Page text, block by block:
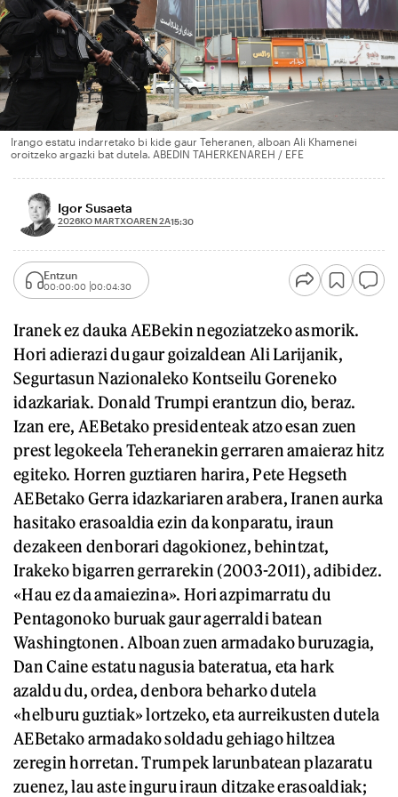
Irango estatu indarretako bi kide gaur Teheranen, alboan Ali Khamenei
oroitzeko argazki bat dutela. ABEDIN TAHERKENAREH / EFE
Igor Susaeta
2026KO MARTXOAREN 2A15:30
Entzun
00:00:00 00:04:30
Iranek ez dauka AEBekin negoziatzeko asmorik.
Hori adierazi du gaur goizaldean Ali Larijanik,
Segurtasun Nazionaleko Kontseilu Goreneko
idazkariak. Donald Trumpi erantzun dio, beraz.
Izan ere, AEBetako presidenteak atzo esan zuen
prest legokeela Teheranekin gerraren amaieraz hitz
egiteko. Horren guztiaren harira, Pete Hegseth
AEBetako Gerra idazkariaren arabera, Iranen aurka
hasitako erasoaldia ezin da konparatu, iraun
dezakeen denborari dagokionez, behintzat,
Irakeko bigarren gerrarekin (2003-2011), adibidez.
«Hau ez da amaiezina». Hori azpimarratu du
Pentagonoko buruak gaur agerraldi batean
Washingtonen. Alboan zuen armadako buruzagia,
Dan Caine estatu nagusia bateratua, eta hark
azaldu du, ordea, denbora beharko dutela
«helburu guztiak» lortzeko, eta aurreikusten dutela
AEBetako armadako soldadu gehiago hiltzea
zeregin horretan. Trumpek larunbatean plazaratu
zuenez, lau aste inguru iraun ditzake erasoaldiak;